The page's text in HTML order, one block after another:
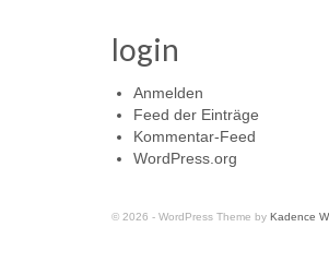
login
Anmelden
Feed der Einträge
Kommentar-Feed
WordPress.org
© 2026 - WordPress Theme by Kadence